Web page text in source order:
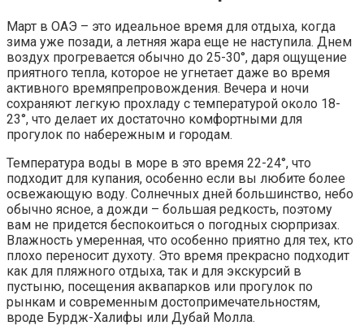
Март в ОАЭ – это идеальное время для отдыха, когда
зима уже позади, а летняя жара еще не наступила. Днем
воздух прогревается обычно до 25-30°, даря ощущение
приятного тепла, которое не угнетает даже во время
активного времяпрепровождения. Вечера и ночи
сохраняют легкую прохладу с температурой около 18-
23°, что делает их достаточно комфортными для
прогулок по набережным и городам.
Температура воды в море в это время 22-24°, что
подходит для купания, особенно если вы любите более
освежающую воду. Солнечных дней большинство, небо
обычно ясное, а дожди – большая редкость, поэтому
вам не придется беспокоиться о погодных сюрпризах.
Влажность умеренная, что особенно приятно для тех, кто
плохо переносит духоту. Это время прекрасно подходит
как для пляжного отдыха, так и для экскурсий в
пустыню, посещения аквапарков или прогулок по
рынкам и современным достопримечательностям,
вроде Бурдж-Халифы или Дубай Молла.